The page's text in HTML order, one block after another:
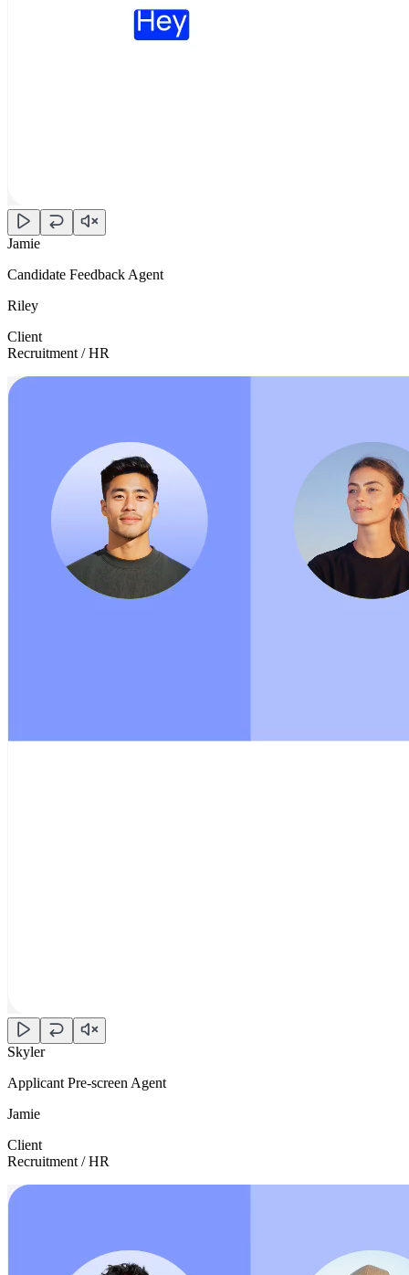
Jamie
Candidate Feedback Agent
Riley
Client
Recruitment / HR
Skyler
Applicant Pre-screen Agent
Jamie
Client
Recruitment / HR